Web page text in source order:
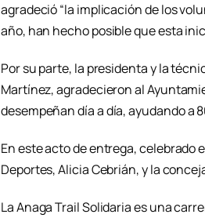
agradeció “la implicación de los
año, han hecho posible que esta
Por su parte, la presidenta y la
Martínez, agradecieron al
desempeñan día a día, ayudando a
En este acto de entrega, celebrado
Deportes, Alicia Cebrián, y la
La Anaga Trail Solidaria es una